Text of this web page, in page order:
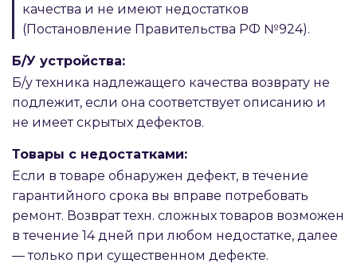
качества и не имеют недостатков
(Постановление Правительства РФ №924).
Б/У устройства:
Б/у техника надлежащего качества возврату не
подлежит, если она соответствует описанию и
не имеет скрытых дефектов.
Товары с недостатками:
Если в товаре обнаружен дефект, в течение
гарантийного срока вы вправе потребовать
ремонт. Возврат техн. сложных товаров возможен
в течение 14 дней при любом недостатке, далее
— только при существенном дефекте.